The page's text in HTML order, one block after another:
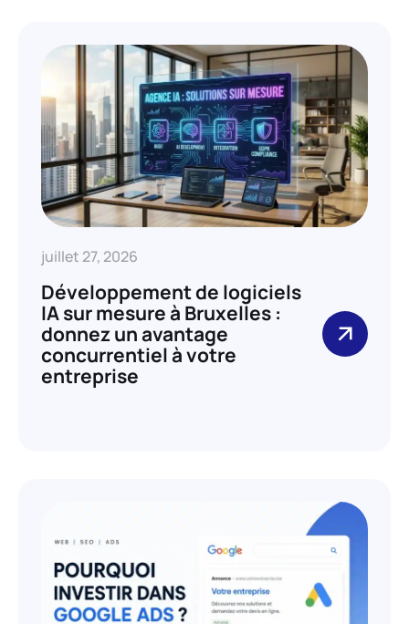
juillet 27, 2026
Développement de logiciels
IA sur mesure à Bruxelles :
donnez un avantage
concurrentiel à votre
entreprise